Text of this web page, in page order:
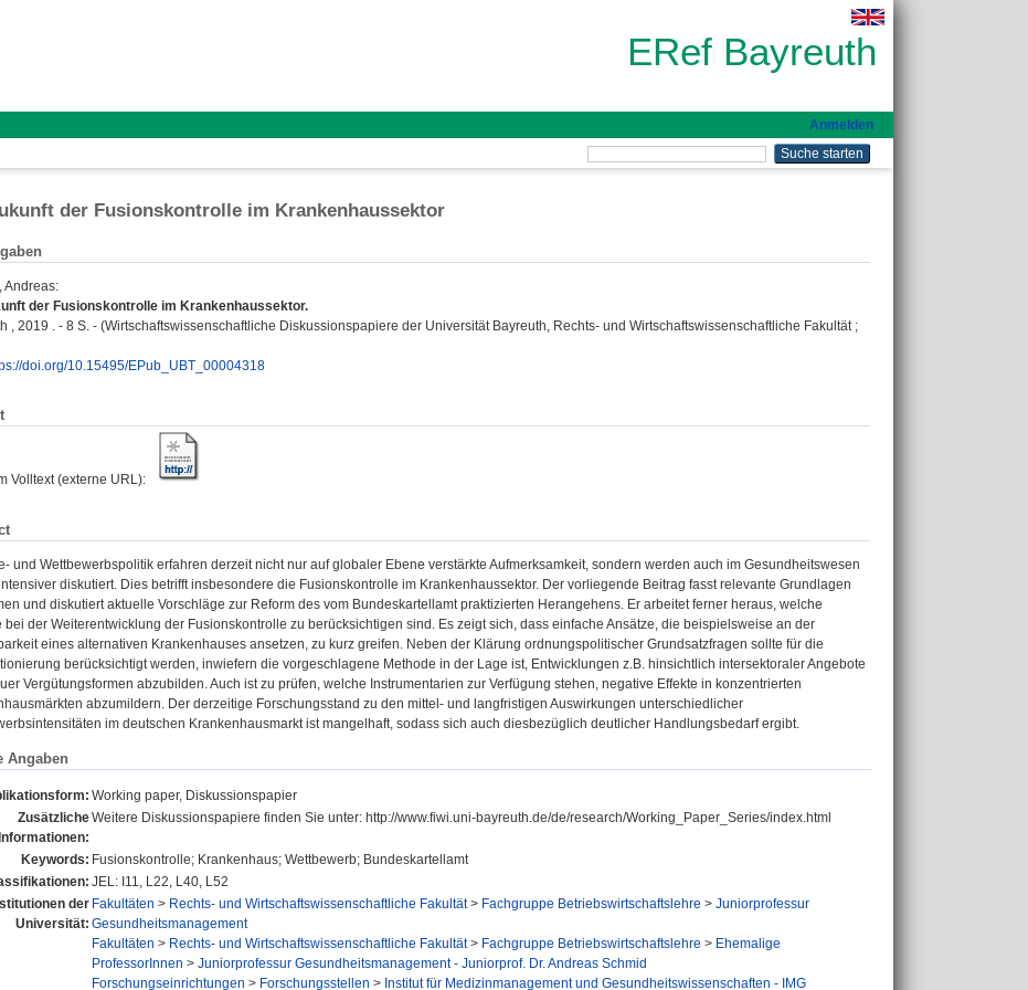
ERef Bayreuth
Anmelden
der Fusionskontrolle im Krankenhaussektor
Andreas:
der Fusionskontrolle im Krankenhaussektor.
, 2019 . - 8 S. - (Wirtschaftswissenschaftliche Diskussionspapiere der Universität Bayreuth, Rechts- und Wirtschaftswissenschaftliche Fakultät ;
doi.org/10.15495/EPub_UBT_00004318
Volltext (externe URL):
und Wettbewerbspolitik erfahren derzeit nicht nur auf globaler Ebene verstärkte Aufmerksamkeit, sondern werden auch im Gesundheitswesen
diskutiert. Dies betrifft insbesondere die Fusionskontrolle im Krankenhaussektor. Der vorliegende Beitrag fasst relevante Grundlagen
und diskutiert aktuelle Vorschläge zur Reform des vom Bundeskartellamt praktizierten Herangehens. Er arbeitet ferner heraus, welche
bei der Weiterentwicklung der Fusionskontrolle zu berücksichtigen sind. Es zeigt sich, dass einfache Ansätze, die beispielsweise an der
eines alternativen Krankenhauses ansetzen, zu kurz greifen. Neben der Klärung ordnungspolitischer Grundsatzfragen sollte für die
berücksichtigt werden, inwiefern die vorgeschlagene Methode in der Lage ist, Entwicklungen z.B. hinsichtlich intersektoraler Angebote
Vergütungsformen abzubilden. Auch ist zu prüfen, welche Instrumentarien zur Verfügung stehen, negative Effekte in konzentrierten
abzumildern. Der derzeitige Forschungsstand zu den mittel- und langfristigen Auswirkungen unterschiedlicher
im deutschen Krankenhausmarkt ist mangelhaft, sodass sich auch diesbezüglich deutlicher Handlungsbedarf ergibt.
Angaben
Working paper, Diskussionspapier
ZusätzlicheWeitere Diskussionspapiere finden Sie unter: http://www.fiwi.uni-bayreuth.de/de/research/Working_Paper_Series/index.html
Keywords: Fusionskontrolle; Krankenhaus; Wettbewerb; Bundeskartellamt
JEL: I11, L22, L40, L52
der
Universität:
Fakultäten > Rechts- und Wirtschaftswissenschaftliche Fakultät> Fachgruppe Betriebswirtschaftslehre > Juniorprofessur
Gesundheitsmanagement
Fakultäten > Rechts- und Wirtschaftswissenschaftliche Fakultät> Fachgruppe Betriebswirtschaftslehre > Ehemalige
ProfessorInnen > Juniorprofessur Gesundheitsmanagement - Juniorprof. Dr. Andreas Schmid
Forschungseinrichtungen > Forschungsstellen > Institut für Medizinmanagement und Gesundheitswissenschaften - IMG